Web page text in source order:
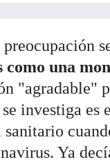
como una
"agradable"
investiga es
Ya